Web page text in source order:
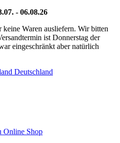
- 06.08.26
Waren ausliefern. Wir bitten
ist Donnerstag der
eingeschränkt aber natürlich
Deutschland